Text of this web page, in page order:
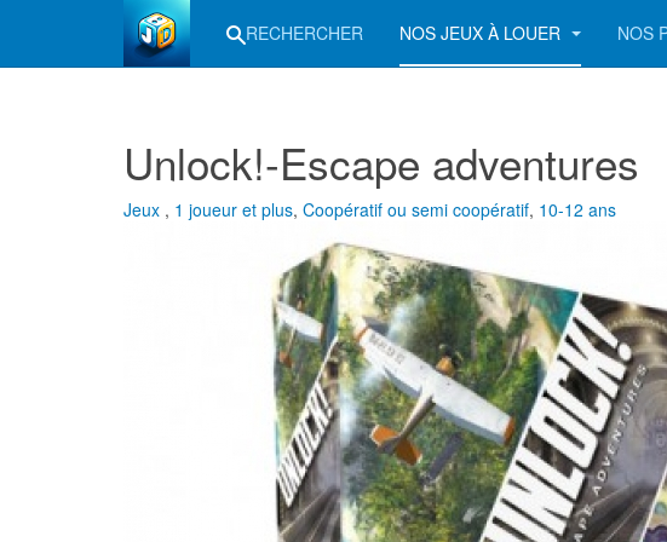
RECHERCHER NOS JEUX À LOUER NOS
Unlock!-Escape adventures
Jeux , 1 joueur et plus, Coopératif ou semi coopératif, 10-12 ans